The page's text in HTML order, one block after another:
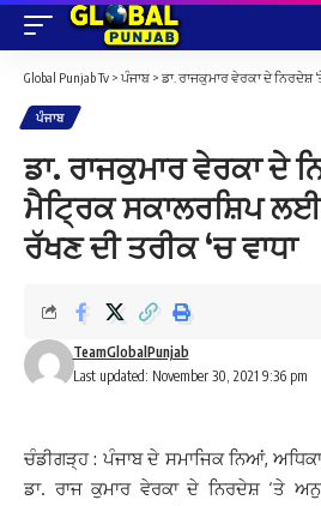
Global Punjab Tv > ਪੰਜਾਬ > ਡਾ. ਰਾਜਕੁਮਾਰ ਵੇਰਕਾ ਦੇ ਨਿਰਦੇਸ਼ ‘ਤੇ ਪੋਸਟ
ਪੰਜਾਬ
ਡਾ. ਰਾਜਕੁਮਾਰ ਵੇਰਕਾ ਦੇ
ਮੈਟ੍ਰਿਕ ਸਕਾਲਰਸ਼ਿਪ
ਰੱਖਣ ਦੀ ਤਰੀਕ ‘ਚ ਵਾਧਾ
Last updated: November 30, 2021 9:36 pm
TeamGlobalPunjab
ਚੰਡੀਗੜ੍ਹ : ਪੰਜਾਬ ਦੇ ਸਮਾਜਿਕ ਨਿਆਂ,
ਡਾ. ਰਾਜ ਕੁਮਾਰ ਵੇਰਕਾ ਦੇ ਨਿਰਦੇਸ਼ ‘ਤੇ